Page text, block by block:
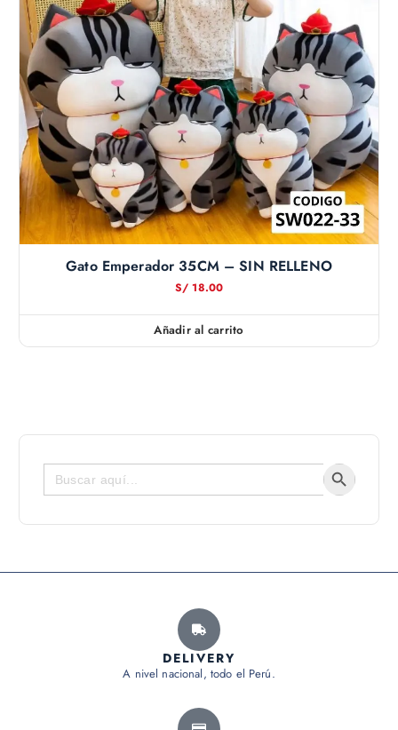
Gato Emperador 35CM – SIN RELLENO
S/ 18.00
Añadir al carrito
Buscar: Botón de
DELIVERY
A nivel nacional, todo el Perú.